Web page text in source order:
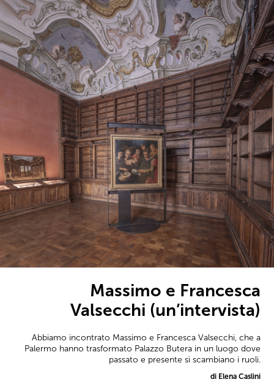
Massimo e Francesca
Valsecchi (un’intervista)
Abbiamo incontrato Massimo e Francesca Valsecchi, che a
Palermo hanno trasformato Palazzo Butera in un luogo dove
passato e presente si scambiano i ruoli.
di Elena Caslini